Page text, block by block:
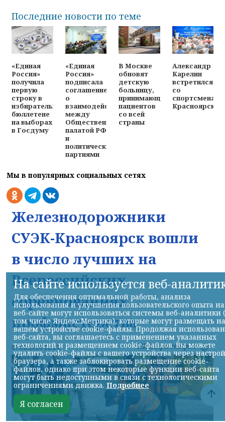
Последние новости по теме
«Единая
Россия»
получила
первую
строку в
избирательном
бюллетене
на выборах
в Госдуму
«Единая
Россия»
подписала
соглашение
о
взаимодействии
между
Общественной
палатой РФ
и
политическими
партиями
В Москве
обновят
детскую
больницу,
принимающую
пациентов
со всей
страны
Александр
Карелин
встретился
со
спортсменами
Красноярска
Мы в популярных социальных сетях
Железнодорожники
СУЭК-Красноярск вошли
в число лучших на
Всероссийских
соревнованиях
профмастерства
07.08.2026 22:13 НИА-Красноярск
На сайте используется веб-
Для обеспечения оптимальной работы, анализа
использования и улучшения пользовательского опыта на
веб-сайте могут использоваться системы веб-аналитики
том числе Яндекс.Метрика), которые могут размещать на
вашем устройстве cookie-файлы. Продолжая
веб-сайта, вы соглашаетесь с применением указанных
технологий и размещением cookie-файлов. Вы можете
удалить cookie-файлы с вашего устройства через
браузера, а также заблокировать размещение cookie-
файлов, однако при этом некоторые функции веб-сайта
могут быть недоступными в связи с технологическими
ограничениями движка. Подробнее
Я согласен